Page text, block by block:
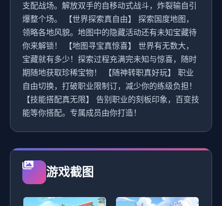
支配战场。解放双手的自移动式战斗，炸裂输自引
爆整个场。 【世界探索真自由】 探索国度地图，
领略各地风貌。地图中的隐藏活动还有未知宝藏待
你来解锁！ 【地图寻宝真惊喜】 世界有无数大，
宝藏就有多少！探索过程充满完未知与惊喜，随时
期随地获取珍稀宝物！ 【随神转职真好玩】 职业
自由切换，打破职业限制订，减少你的练级负担！
【技能搭配真无限】 告别职业的刻板印象，百变技
能等你搭配。专属成员由你打造！
游戏截图